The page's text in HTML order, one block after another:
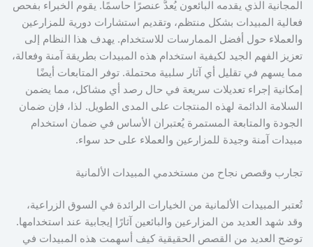
المجانية الذي يقدمه البائعون يُعدُّ عنصرًا حاسمًا. يقوم الخبراء بفحص
فعالية المبيدات بشكل منتظم، وتقديم استشارات دورية للمزارعين
والعملاء حول أفضل الممارسات للاستخدام. يهدف هذا النظام إلى
تعزيز الفهم الجيد لكيفية استخدام هذه المبيدات بطريقة آمنة وفعالة،
مما يسهم في تقليل أي آثار سلبية محتملة. توفر المتابعات أيضًا
إمكانية إجراء تعديلات سريعة في حال رصد أي مشاكل، مما يضمن
السلامة الدائمة لهذه المنتجات على المدى الطويل. لذا، فإن ضمان
الجودة والمتابعة المستمرة يُعتبران الأساس في ضمان استخدام
مبيدات آمنة وجيدة للمزارعين والعملاء على حد سواء.
تجارب وقصص نجاح من مستخدمي المبيدات الألمانية
تُعتبر المبيدات الألمانية من الخيارات الرائدة في السوق الزراعية،
وقد شهد العديد من المزارعين والبائعين آثارًا إيجابية عند استخدامها.
توضح العديد من القصص الحقيقية كيف أسهمت هذه المبيدات في